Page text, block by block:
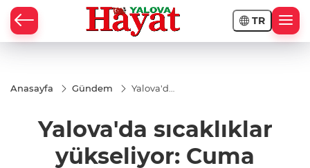
TR
Anasayfa Gündem
Yalova'da
Cuma
gününe
Yalova'da sıcaklıklar
yükseliyor: Cuma